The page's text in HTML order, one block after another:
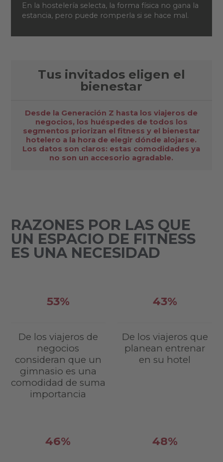
En la hostelería selecta, la forma física no gana la
estancia, pero puede romperla si se hace mal.
Tus invitados eligen el
bienestar
Desde la Generación Z hasta los viajeros de
negocios, los huéspedes de todos los
segmentos priorizan el fitness y el bienestar
hotelero a la hora de elegir dónde alojarse.
Los datos son claros: estas comodidades ya
no son un accesorio agradable.
RAZONES POR LAS QUE
UN ESPACIO DE FITNESS
ES UNA NECESIDAD
53%
De los viajeros de
negocios
consideran que un
gimnasio es una
comodidad de suma
importancia
43%
De los viajeros que
planean entrenar
en su hotel
46% 48%